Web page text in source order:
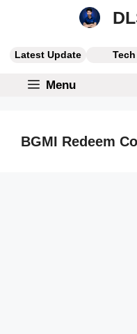
Latest Update Tech
Menu
BGMI Redeem